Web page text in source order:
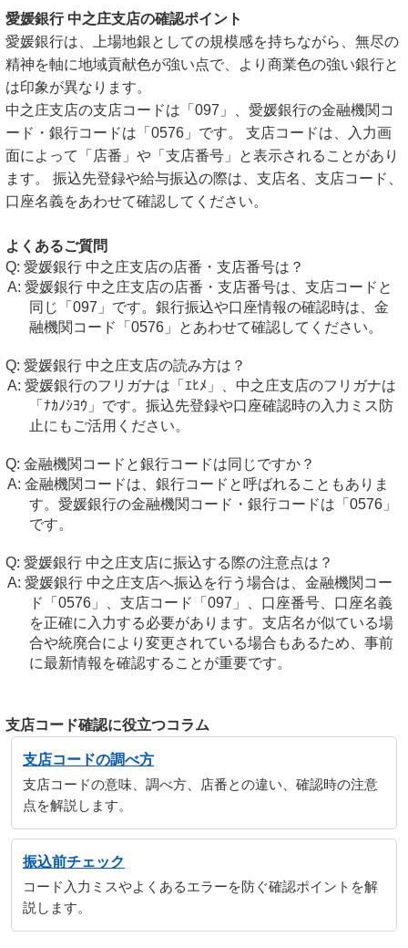
愛媛銀行 中之庄支店の確認ポイント
愛媛銀行は、上場地銀としての規模感を持ちながら、無尽の
精神を軸に地域貢献色が強い点で、より商業色の強い銀行と
は印象が異なります。
中之庄支店の支店コードは「097」、愛媛銀行の金融機関コ
ード・銀行コードは「0576」です。 支店コードは、入力画
面によって「店番」や「支店番号」と表示されることがあり
ます。 振込先登録や給与振込の際は、支店名、支店コード、
口座名義をあわせて確認してください。
よくあるご質問
愛媛銀行 中之庄支店の店番・支店番号は？
愛媛銀行 中之庄支店の店番・支店番号は、支店コードと
同じ「097」です。銀行振込や口座情報の確認時は、金
融機関コード「0576」とあわせて確認してください。
愛媛銀行 中之庄支店の読み方は？
愛媛銀行のフリガナは「ｴﾋﾒ」、中之庄支店のフリガナは
「ﾅｶﾉｼﾖｳ」です。振込先登録や口座確認時の入力ミス防
止にもご活用ください。
金融機関コードと銀行コードは同じですか？
金融機関コードは、銀行コードと呼ばれることもありま
す。愛媛銀行の金融機関コード・銀行コードは「0576」
です。
愛媛銀行 中之庄支店に振込する際の注意点は？
愛媛銀行 中之庄支店へ振込を行う場合は、金融機関コー
ド「0576」、支店コード「097」、口座番号、口座名義
を正確に入力する必要があります。支店名が似ている場
合や統廃合により変更されている場合もあるため、事前
に最新情報を確認することが重要です。
支店コード確認に役立つコラム
支店コードの調べ方
支店コードの意味、調べ方、店番との違い、確認時の注意
点を解説します。
振込前チェック
コード入力ミスやよくあるエラーを防ぐ確認ポイントを解
説します。